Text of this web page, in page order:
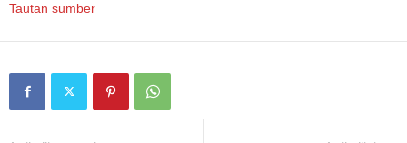
Tautan sumber